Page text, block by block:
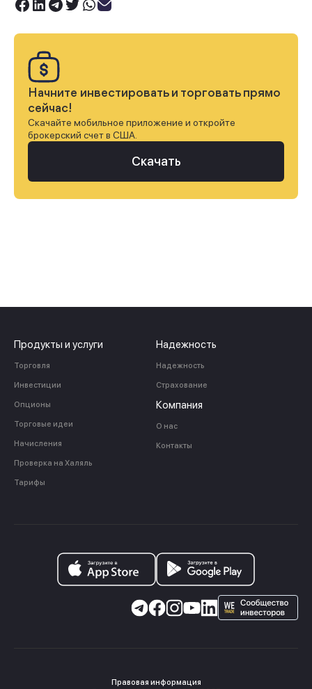
Начните инвестировать и торговать прямо
сейчас!
Скачайте мобильное приложение и откройте
брокерский счет в США.
Скачать
Продукты и услуги
Торговля
Инвестиции
Опционы
Торговые идеи
Начисления
Проверка на Халяль
Тарифы
Надежность
Надежность
Страхование
Компания
О нас
Контакты
Правовая информация